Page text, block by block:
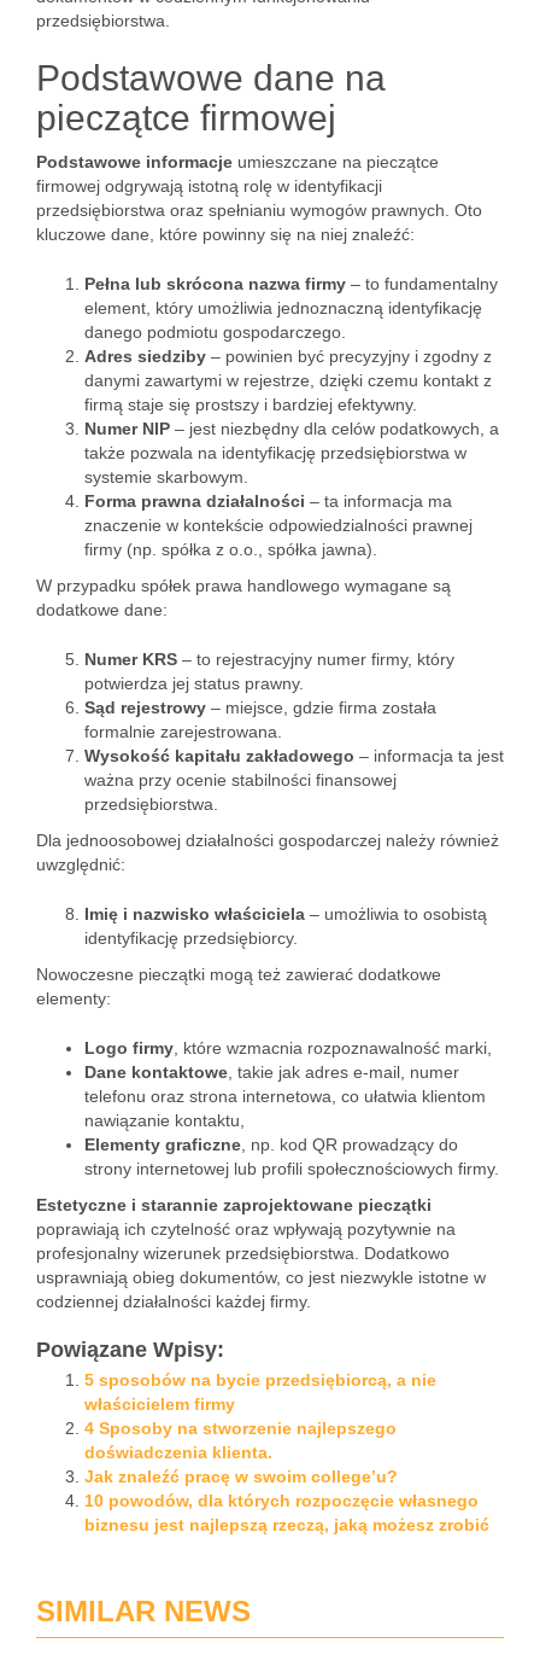
przedsiębiorstwa.
Podstawowe dane na
pieczątce firmowej
Podstawowe informacje umieszczane na pieczątce
firmowej odgrywają istotną rolę w identyfikacji
przedsiębiorstwa oraz spełnianiu wymogów prawnych. Oto
kluczowe dane, które powinny się na niej znaleźć:
Pełna lub skrócona nazwa firmy – to fundamentalny
element, który umożliwia jednoznaczną identyfikację
danego podmiotu gospodarczego.
Adres siedziby – powinien być precyzyjny i zgodny z
danymi zawartymi w rejestrze, dzięki czemu kontakt z
firmą staje się prostszy i bardziej efektywny.
Numer NIP – jest niezbędny dla celów podatkowych, a
także pozwala na identyfikację przedsiębiorstwa w
systemie skarbowym.
Forma prawna działalności – ta informacja ma
znaczenie w kontekście odpowiedzialności prawnej
firmy (np. spółka z o.o., spółka jawna).
W przypadku spółek prawa handlowego wymagane są
dodatkowe dane:
Numer KRS – to rejestracyjny numer firmy, który
potwierdza jej status prawny.
Sąd rejestrowy – miejsce, gdzie firma została
formalnie zarejestrowana.
Wysokość kapitału zakładowego – informacja ta jest
ważna przy ocenie stabilności finansowej
przedsiębiorstwa.
Dla jednoosobowej działalności gospodarczej należy również
uwzględnić:
Imię i nazwisko właściciela – umożliwia to osobistą
identyfikację przedsiębiorcy.
Nowoczesne pieczątki mogą też zawierać dodatkowe
elementy:
Logo firmy , które wzmacnia rozpoznawalność marki,
Dane kontaktowe , takie jak adres e-mail, numer
telefonu oraz strona internetowa, co ułatwia klientom
nawiązanie kontaktu,
Elementy graficzne , np. kod QR prowadzący do
strony internetowej lub profili społecznościowych firmy.
Estetyczne i starannie zaprojektowane pieczątki
poprawiają ich czytelność oraz wpływają pozytywnie na
profesjonalny wizerunek przedsiębiorstwa. Dodatkowo
usprawniają obieg dokumentów, co jest niezwykle istotne w
codziennej działalności każdej firmy.
Powiązane Wpisy:
5 sposobów na bycie przedsiębiorcą, a nie
właścicielem firmy
4 Sposoby na stworzenie najlepszego
doświadczenia klienta.
Jak znaleźć pracę w swoim college’u?
10 powodów, dla których rozpoczęcie własnego
biznesu jest najlepszą rzeczą, jaką możesz zrobić
SIMILAR NEWS